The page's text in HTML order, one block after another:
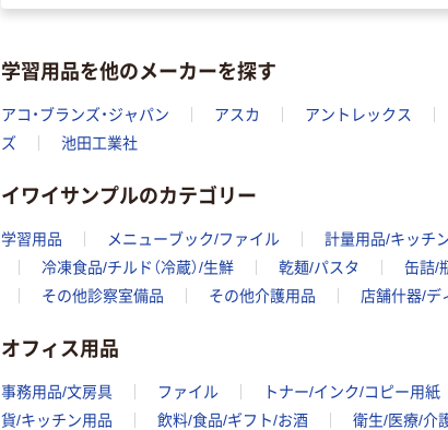
学習用品を他のメーカーを探す
アコ・ブランズ・ジャパン アスカ アントレックス
ズ
池田工業社
イワイサンプルのカテゴリー
学習用品 メニューブック/ファイル 計量用品/キッチ
冷凍食品/チルド（冷蔵）/生鮮
乾麺/パスタ 缶詰/
その他診察室備品
その他介護用品 店舗什器/デ
オフィス用品
事務用品/文房具 ファイル トナー/インク/コピー用紙
貨/キッチン用品
飲料/食品/ギフト/お酒 衛生/医療/介